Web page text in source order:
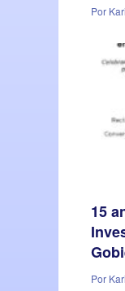
Por
15
Por